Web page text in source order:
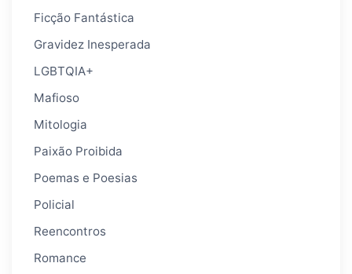
Ficção Fantástica
Gravidez Inesperada
LGBTQIA+
Mafioso
Mitologia
Paixão Proibida
Poemas e Poesias
Policial
Reencontros
Romance